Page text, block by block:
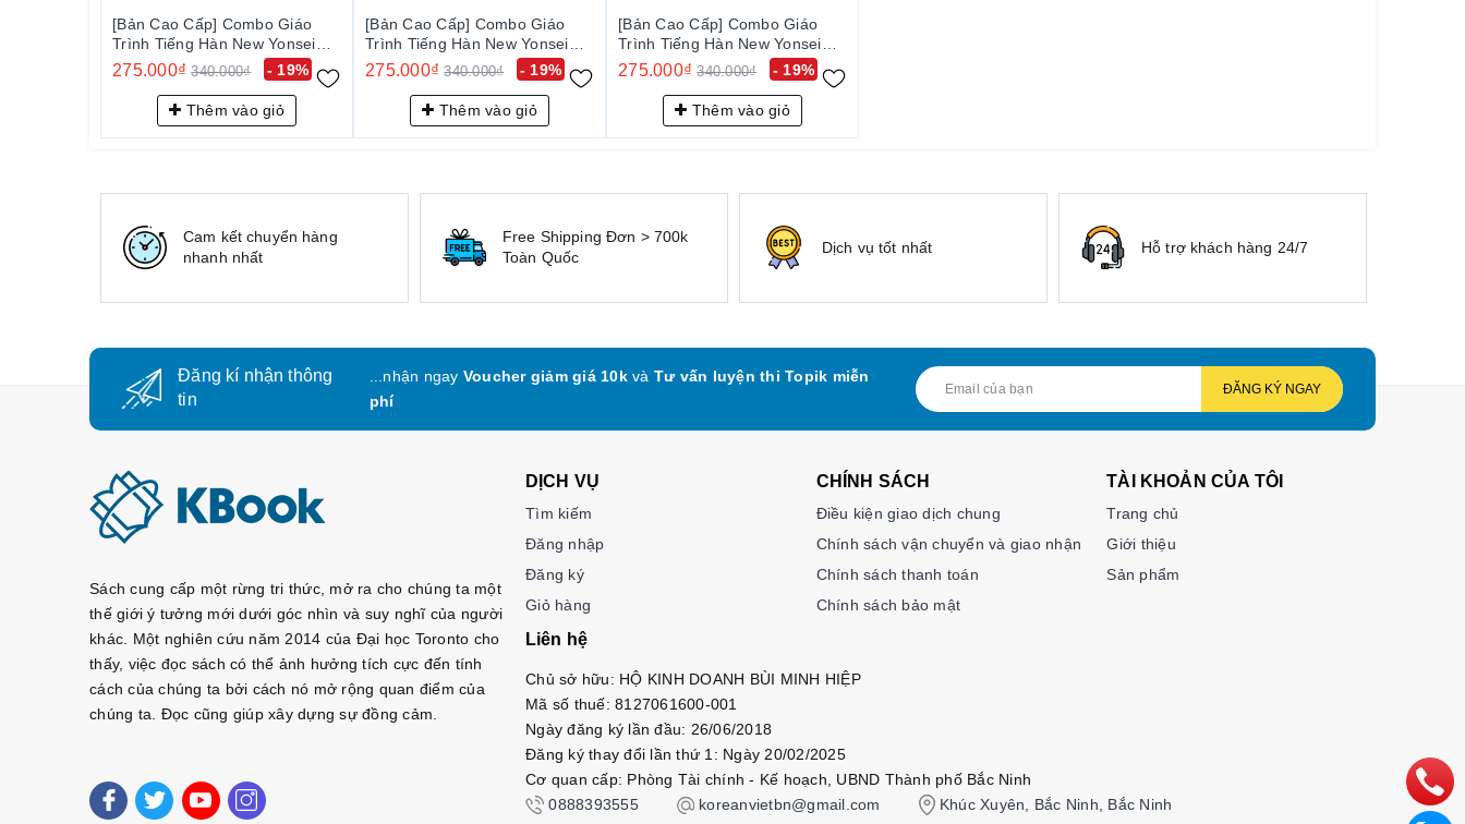
- 19%
[Bản Cao Cấp] Combo Giáo
Trình Tiếng Hàn New Yonsei
Korean 6-1 - 새 연세한국어 6-1
275.000₫ 340.000₫
Thêm vào giỏ
- 19%
[Bản Cao Cấp] Combo Giáo
Trình Tiếng Hàn New Yonsei
Korean 6-1 - 새 연세한국어 6-1
275.000₫ 340.000₫
Thêm vào giỏ
- 19%
[Bản Cao Cấp] Combo Giáo
Trình Tiếng Hàn New Yonsei
Korean 6-1 - 새 연세한국어 6-1
275.000₫ 340.000₫
Thêm vào giỏ
Cam kết chuyển hàng
nhanh nhất
Free Shipping Đơn > 700k
Toàn Quốc
Dịch vụ tốt nhất Hỗ trợ khách hàng 24/7
Đăng kí nhận thông
tin
...nhận ngay Voucher giảm giá 10kvà Tư vấn luyện thi Topik miễn
phí
ĐĂNG KÝ NGAY
Sách cung cấp một rừng tri thức, mở ra cho chúng ta một
thế giới ý tưởng mới dưới góc nhìn và suy nghĩ của người
khác. Một nghiên cứu năm 2014 của Đại học Toronto cho
thấy, việc đọc sách có thể ảnh hưởng tích cực đến tính
cách của chúng ta bởi cách nó mở rộng quan điểm của
chúng ta. Đọc cũng giúp xây dựng sự đồng cảm.
DỊCH VỤ
Tìm kiếm
Đăng nhập
Đăng ký
Giỏ hàng
CHÍNH SÁCH
Điều kiện giao dịch chung
Chính sách vận chuyển và giao nhận
Chính sách thanh toán
Chính sách bảo mật
TÀI KHOẢN CỦA TÔI
Trang chủ
Giới thiệu
Sản phẩm
Liên hệ
Chủ sở hữu: HỘ KINH DOANH BÙI MINH HIỆP
Mã số thuế: 8127061600-001
Ngày đăng ký lần đầu: 26/06/2018
Đăng ký thay đổi lần thứ 1: Ngày 20/02/2025
Cơ quan cấp: Phòng Tài chính - Kế hoạch, UBND Thành phố Bắc Ninh
0888393555
koreanvietbn@gmail.com Khúc Xuyên, Bắc Ninh, Bắc Ninh